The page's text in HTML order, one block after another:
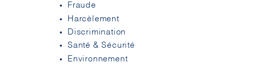
Fraude
Harcèlement
Discrimination
Santé & Sécurité
Environnement